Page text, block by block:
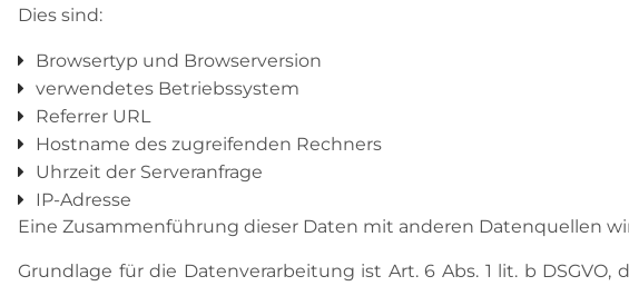
Dies sind:
Browsertyp und Browserversion
verwendetes Betriebssystem
Referrer URL
Hostname des zugreifenden Rechners
Uhrzeit der Serveranfrage
IP-Adresse
Eine Zusammenführung dieser Daten mit anderen Datenquellen
Grundlage für die Datenverarbeitung ist Art. 6 Abs. 1 lit. b